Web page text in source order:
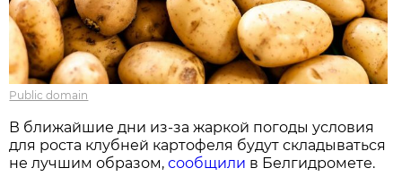
Public domain
В ближайшие дни из-за жаркой погоды условия
для роста клубней картофеля будут складываться
не лучшим образом,сообщили в Белгидромете.